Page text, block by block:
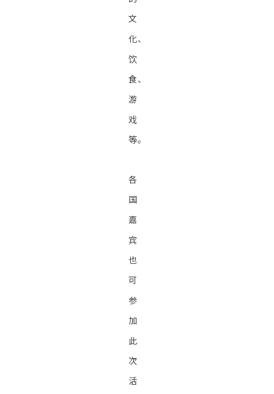
文
化、
饮
食、
游
戏
等。
各
国
嘉
宾
也
可
参
加
此
次
活